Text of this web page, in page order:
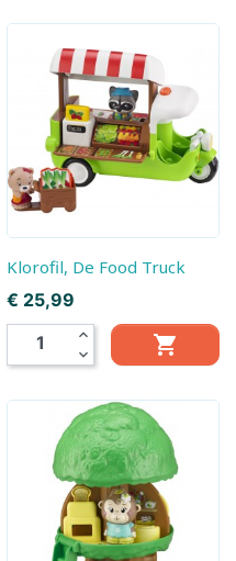
Klorofil, De Food Truck
Prijs
€ 25,99
expand_less
expand_more
